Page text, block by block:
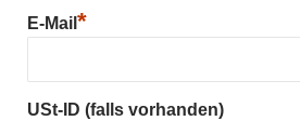
E-Mail *
USt-ID (falls vorhanden)